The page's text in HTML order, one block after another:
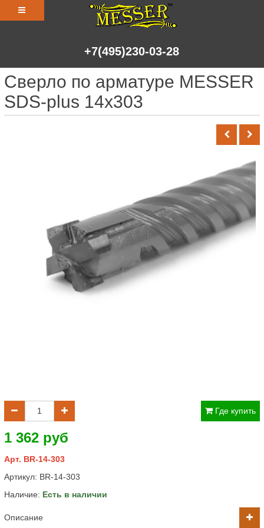
+7(495)230-03-28
Сверло по арматуре MESSER
SDS-plus 14х303
Где купить
1 362 руб
Арт. BR-14-303
Артикул: BR-14-303
Наличие: Есть в наличии
Описание